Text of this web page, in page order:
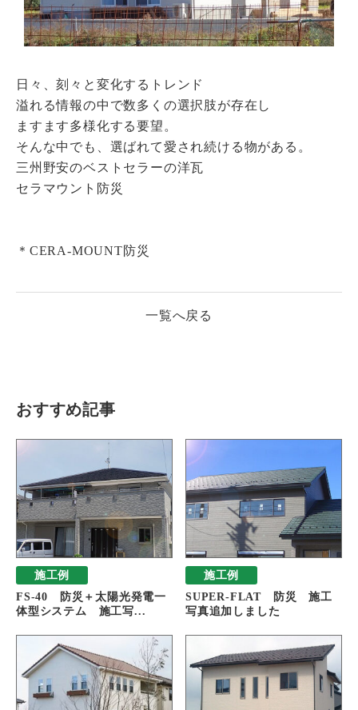
日々、刻々と変化するトレンド
溢れる情報の中で数多くの選択肢が存在し
ますます多様化する要望。
そんな中でも、選ばれて愛され続ける物がある。
三州野安のベストセラーの洋瓦
セラマウント防災
＊CERA-MOUNT防災
一覧へ戻る
おすすめ記事
施工例
FS-40 防災＋太陽光発電一
体型システム 施工写...
施工例
SUPER-FLAT 防災 施工
写真追加しました